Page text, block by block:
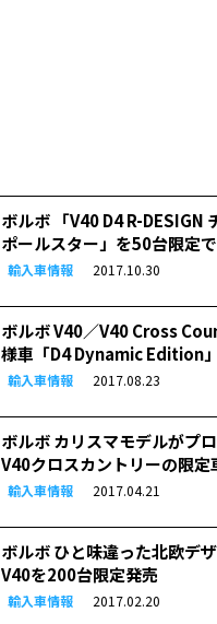
ボルボ 「V40 D4 R-DESIGN
ポールスター」を50台限定
輸入車情報 2017.10.30
ボルボ V40／V40 Cross
様車「D4 Dynamic Edition
輸入車情報 2017.08.23
ボルボ カリスマモデルがプ
V40クロスカントリーの限定
輸入車情報 2017.04.21
ボルボ ひと味違った北欧デ
V40を200台限定発売
輸入車情報 2017.02.20